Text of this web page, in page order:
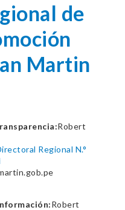
de
Martin
Robert
Regional N.°
Robert